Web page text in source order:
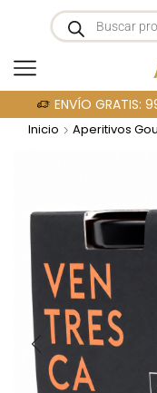
ENVÍO GRATIS:
Inicio Aperitivos